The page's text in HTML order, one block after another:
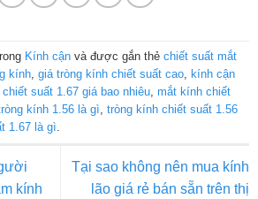
Kính cậnvà được gắn thẻ chiết suất mắt
kính, giá tròng kính chiết suất cao,
kính cận
suất 1.67 giá bao nhiêu, mắt kính chiết
kính 1.56 là gì tròng kính chiết suất 1.56
1.67 là gì
kính
Tại sao không nên mua kính
lão giá rẻ bán sẵn trên thị